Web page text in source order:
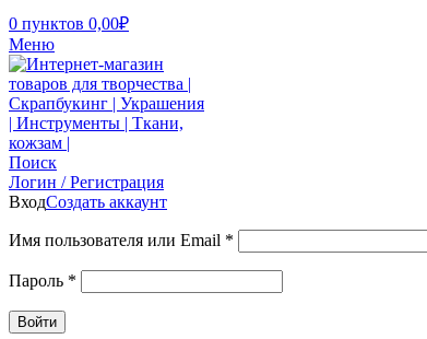
0 пунктов 0,00₽
Меню
Поиск
Логин / Регистрация
ВходСоздать аккаунт
Имя пользователя или Email *
Пароль *
Войти